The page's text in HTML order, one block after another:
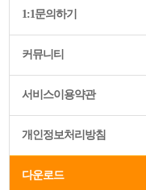
1:1문의하기
커뮤니티
서비스이용약관
개인정보처리방침
다운로드